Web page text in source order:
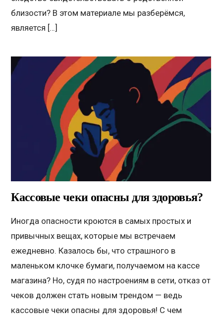
близости? В этом материале мы разберёмся,
является […]
Кассовые чеки опасны для здоровья?
Иногда опасности кроются в самых простых и
привычных вещах, которые мы встречаем
ежедневно. Казалось бы, что страшного в
маленьком клочке бумаги, получаемом на кассе
магазина? Но, судя по настроениям в сети, отказ от
чеков должен стать новым трендом — ведь
кассовые чеки опасны для здоровья! С чем